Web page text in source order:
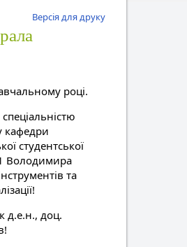
Версія для друку
році.
кафедри
студентської
Володимира
та
д.е.н., доц.